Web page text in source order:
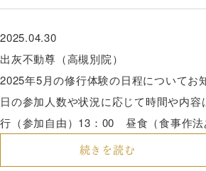
2025.04.30
出灰不動尊（高槻別院）
2025年5月の修行体験の日程について
日の参加人数や状況に応じて時間や
行（参加自由）13：00 昼食（食事作法
続きを読む